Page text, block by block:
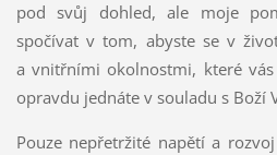
pod svůj dohled, ale moje
spočívat v tom, abyste se v
a vnitřními okolnostmi, které
opravdu jednáte v souladu s Boží
Pouze nepřetržité napětí a